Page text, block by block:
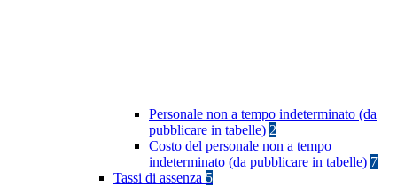
Personale non a tempo indeterminato (da
pubblicare in tabelle) 2
Costo del personale non a tempo
indeterminato (da pubblicare in tabelle) 7
Tassi di assenza 5